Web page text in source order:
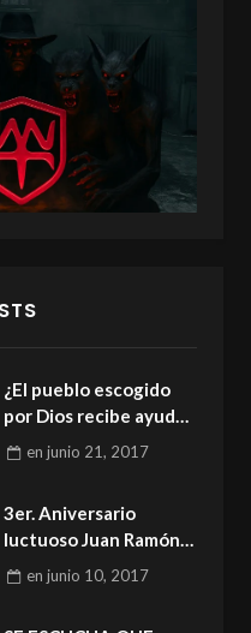
¿El pueblo escogido
por Dios recibe ayuda
de seres espirituales?
enjunio 21, 2017
3er. Aniversario
luctuoso Juan Ramón
Sénz (2a. parte)
enjunio 10, 2017